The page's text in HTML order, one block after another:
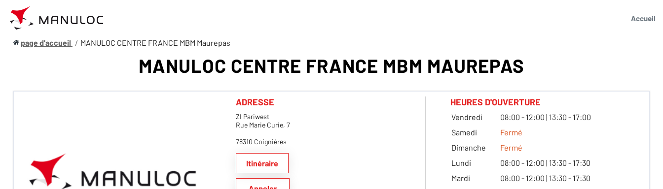
Accueil
page d'accueil MANULOC CENTRE FRANCE MBM Maurepas
MANULOC CENTRE FRANCE MBM MAUREPAS
ADRESSE
ZI Pariwest
Rue Marie Curie, 7
78310 Coignières
Itinéraire
HEURES D'OUVERTURE
Vendredi
08:00 - 12:00 | 13:30 - 17:00
Samedi
Fermé
Dimanche
Fermé
Lundi
08:00 - 12:00 | 13:30 - 17:30
Mardi
08:00 - 12:00 | 13:30 - 17:30